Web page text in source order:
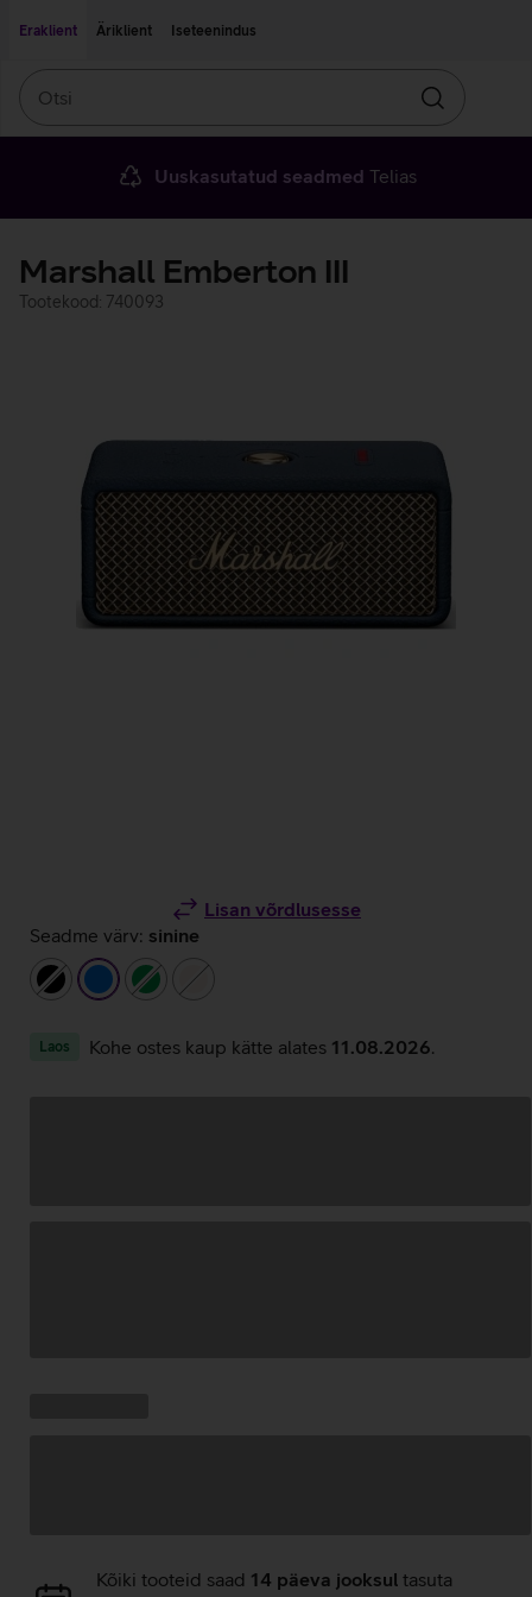
Eraklient
Äriklient Iseteenindus
Otsin
Uuskasutatud seadmed Telias
Marshall Emberton III
Tootekood: 740093
Lisan võrdlusesse
Seadme värv: sinine
must
sininerohelinebeež
Laos Kohe ostes kaup kätte alates 11.08.2026
AndmeteKõiki tooteid saad 14 päeva jooksul tasuta